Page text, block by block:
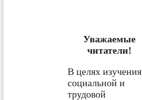
Уважаемые
читатели!
В целях изучения
социальной и
трудовой